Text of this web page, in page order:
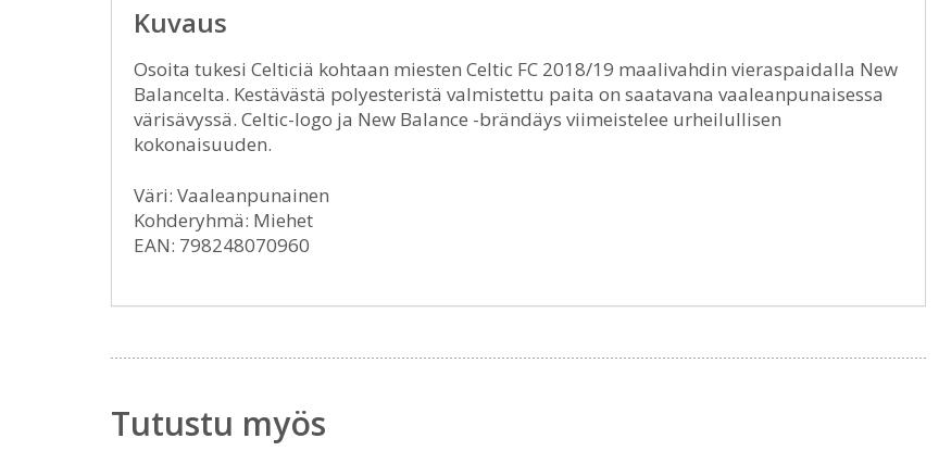
Kuvaus
Osoita tukesi Celticiä kohtaan miesten Celtic FC 2018/19 maalivahdin vieraspaidalla New
Balancelta. Kestävästä polyesteristä valmistettu paita on saatavana vaaleanpunaisessa
värisävyssä. Celtic-logo ja New Balance -brändäys viimeistelee urheilullisen
kokonaisuuden.
Väri: Vaaleanpunainen
Kohderyhmä: Miehet
EAN: 798248070960
Tutustu myös